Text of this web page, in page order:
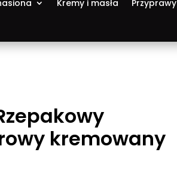
Kremy i masła
Przyprawy
kremowany